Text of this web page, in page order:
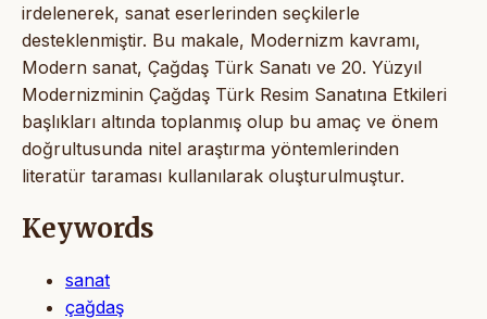
irdelenerek, sanat eserlerinden seçkilerle
desteklenmiştir. Bu makale, Modernizm kavramı,
Modern sanat, Çağdaş Türk Sanatı ve 20. Yüzyıl
Modernizminin Çağdaş Türk Resim Sanatına Etkileri
başlıkları altında toplanmış olup bu amaç ve önem
doğrultusunda nitel araştırma yöntemlerinden
literatür taraması kullanılarak oluşturulmuştur.
Keywords
sanat
çağdaş